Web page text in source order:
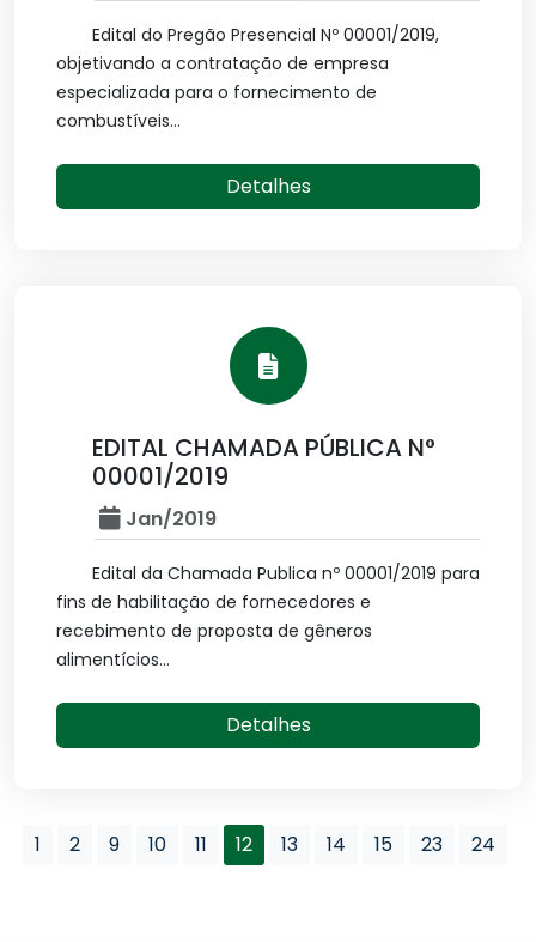
Edital do Pregão Presencial Nº 00001/2019,
objetivando a contratação de empresa
especializada para o fornecimento de
combustíveis...
Detalhes
EDITAL CHAMADA PÚBLICA N°
00001/2019
Jan/2019
Edital da Chamada Publica nº 00001/2019 para
fins de habilitação de fornecedores e
recebimento de proposta de gêneros
alimentícios...
Detalhes
1 2 9 10 11 12 13 14 15 23 24